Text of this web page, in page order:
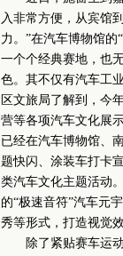
入非常方便，从宾馆
力。”在汽车博物馆的
一个个经典赛地，也
色。其不仅有汽车工
区文旅局了解到，今
营等各项汽车文化展
已经在汽车博物馆、
题快闪、涂装车打卡
类汽车文化主题活动
的“极速音符”汽车元
秀等形式，打造视觉
除了紧贴赛车运动